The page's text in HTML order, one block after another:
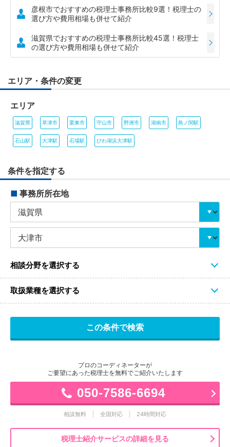
彦根市でおすすめの税理士事務所比較9選！税理士の
選び方や費用相場も併せて紹介
滋賀県でおすすめの税理士事務所比較45選！税理士
の選び方や費用相場も併せて紹介
エリア・条件の変更
エリア
滋賀県 草津市 栗東市 守山市 野洲市 湖南市 島ノ関駅
石山駅 大津駅 石場駅 びわ湖浜大津駅
条件を指定する
■ 事務所所在地
相談分野を選択する
取扱業種を選択する
プロのコーディネーターが
ご要望にあった税理士を無料でご紹介いたします
050-7586-6694
相談無料 全国対応 24時間対応
税理士紹介サービスの詳細を見る